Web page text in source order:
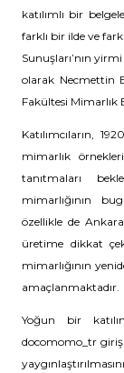
katılımlı bir
farklı bir ilde ve
Sunuşları’nın
olarak Necmettin
Fakültesi Mimarlık
Katılımcıların,
mimarlık
tanıtmaları
mimarlığının
özellikle de
üretime dikkat
mimarlığının
amaçlanmaktadır.
Yoğun bir
docomomo_tr